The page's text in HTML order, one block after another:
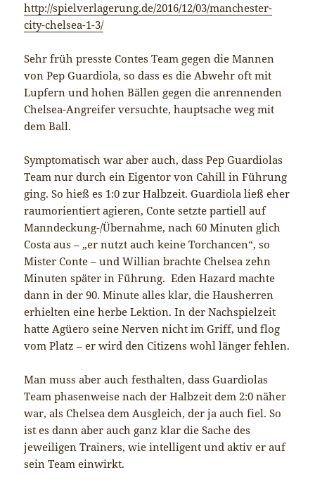
http://spielverlagerung.de/2016/12/03/manchester-
city-chelsea-1-3/
Sehr früh presste Contes Team gegen die Mannen
von Pep Guardiola, so dass es die Abwehr oft mit
Lupfern und hohen Bällen gegen die anrennenden
Chelsea-Angreifer versuchte, hauptsache weg mit
dem Ball.
Symptomatisch war aber auch, dass Pep Guardiolas
Team nur durch ein Eigentor von Cahill in Führung
ging. So hieß es 1:0 zur Halbzeit. Guardiola ließ eher
raumorientiert agieren, Conte setzte partiell auf
Manndeckung-/Übernahme, nach 60 Minuten glich
Costa aus – „er nutzt auch keine Torchancen“, so
Mister Conte – und Willian brachte Chelsea zehn
Minuten später in Führung. Eden Hazard machte
dann in der 90. Minute alles klar, die Hausherren
erhielten eine herbe Lektion. In der Nachspielzeit
hatte Agüero seine Nerven nicht im Griff, und flog
vom Platz – er wird den Citizens wohl länger fehlen.
Man muss aber auch festhalten, dass Guardiolas
Team phasenweise nach der Halbzeit dem 2:0 näher
war, als Chelsea dem Ausgleich, der ja auch fiel. So
ist es dann aber auch ganz klar die Sache des
jeweiligen Trainers, wie intelligent und aktiv er auf
sein Team einwirkt.